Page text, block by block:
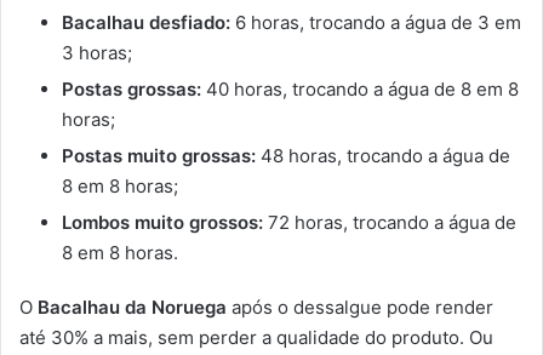
Bacalhau desfiado: 6 horas, trocando a água de 3 em
3 horas;
Postas grossas: 40 horas, trocando a água de 8 em 8
horas;
Postas muito grossas: 48 horas, trocando a água de
8 em 8 horas;
Lombos muito grossos: 72 horas, trocando a água de
8 em 8 horas.
O Bacalhau da Noruega após o dessalgue pode render
até 30% a mais, sem perder a qualidade do produto. Ou